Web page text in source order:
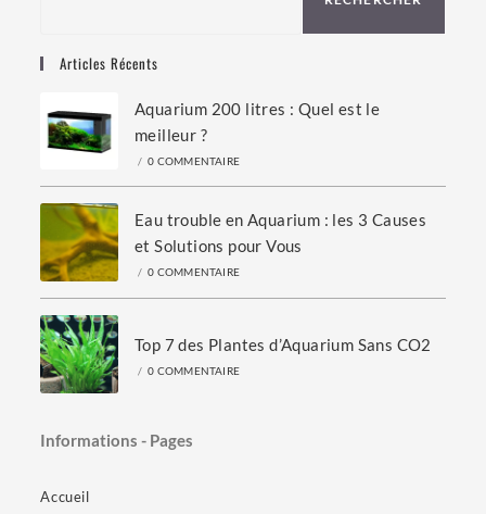
Articles Récents
Aquarium 200 litres : Quel est le
meilleur ?
/ 0 COMMENTAIRE
Eau trouble en Aquarium : les 3 Causes
et Solutions pour Vous
/ 0 COMMENTAIRE
Top 7 des Plantes d’Aquarium Sans CO2
/ 0 COMMENTAIRE
Informations - Pages
Accueil